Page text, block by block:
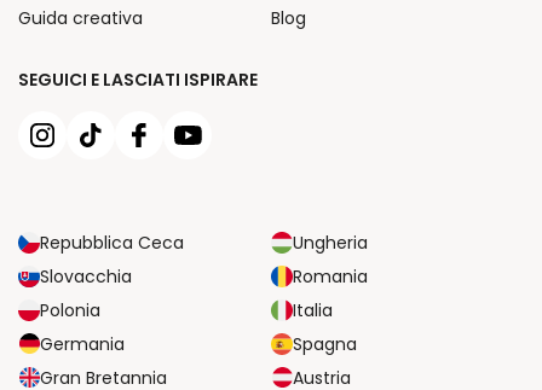
SEGUICI E LASCIATI ISPIRARE
Repubblica Ceca
Ungheria
Slovacchia
Romania
Polonia
Italia
Germania
Spagna
Gran Bretannia
Austria
Guida creativa
Blog